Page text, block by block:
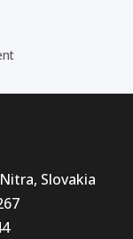
Slovakia